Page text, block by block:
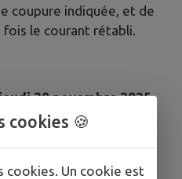
coupure indiquée, et de
fois le courant rétabli.
20 novembre 2025
cookies 🍪
cookies. Un cookie est